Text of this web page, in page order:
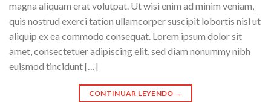
magna aliquam erat volutpat. Ut wisi enim ad minim veniam,
quis nostrud exerci tation ullamcorper suscipit lobortis nisl ut
aliquip ex ea commodo consequat. Lorem ipsum dolor sit
amet, consectetuer adipiscing elit, sed diam nonummy nibh
euismod tincidunt […]
CONTINUAR LEYENDO →